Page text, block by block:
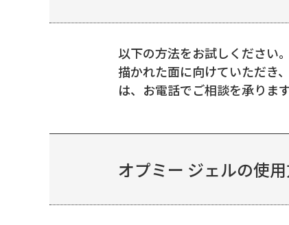
以下の方法をお試しください
描かれた面に向けていただき
は、お電話でご相談を承りま
オプミー ジェルの使